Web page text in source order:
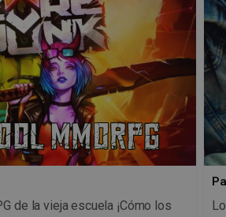
de la vieja escuela ¡Cómo los